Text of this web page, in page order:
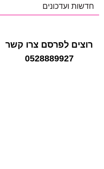
חדשות ועדכונים
רוצים לפרסם צרו קשר
0528889927